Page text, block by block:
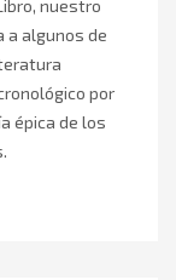
nuestro
a algunos de
por
épica de los